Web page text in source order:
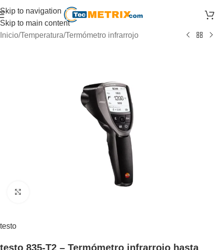
Skip to navigation
Skip to main content
Inicio/Temperatura/Termómetro infrarrojo
testo
testo 835-T2 – Termómetro infrarrojo hasta